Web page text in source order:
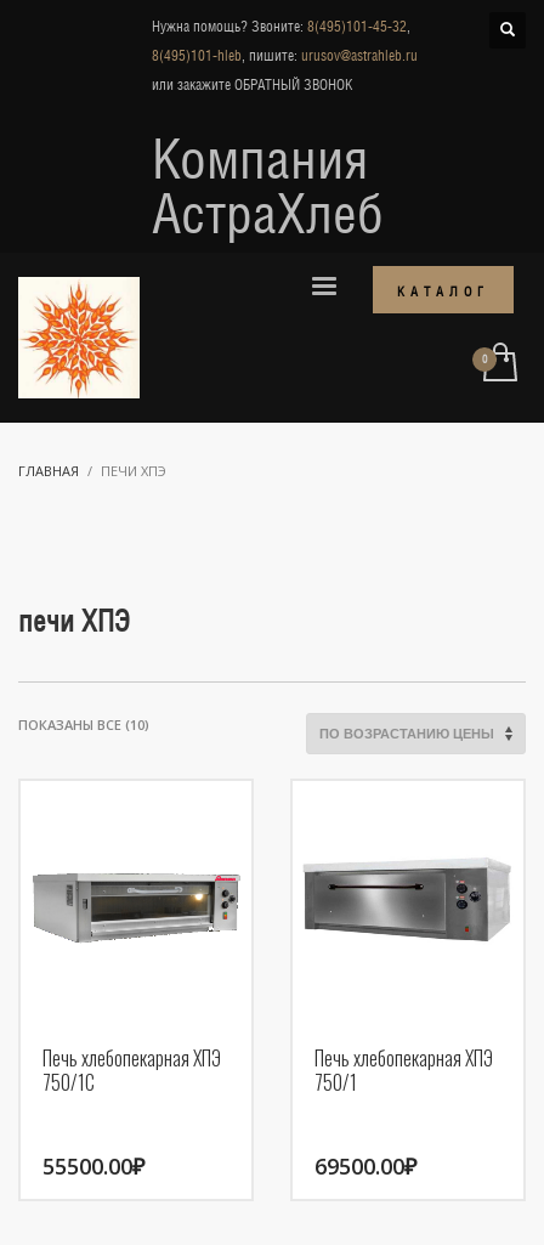
Нужна помощь? Звоните: 8(495)101-45-32,
8(495)101-hleb, пишите: urusov@astrahleb.ru
или закажите ОБРАТНЫЙ ЗВОНОК
Компания
АстраХлеб
КАТАЛОГ
ГЛАВНАЯ ПЕЧИ ХПЭ
печи ХПЭ
ПОКАЗАНЫ ВСЕ (10)
Печь хлебопекарная ХПЭ
750/1С
55500.00₽
Печь хлебопекарная ХПЭ
750/1
69500.00₽